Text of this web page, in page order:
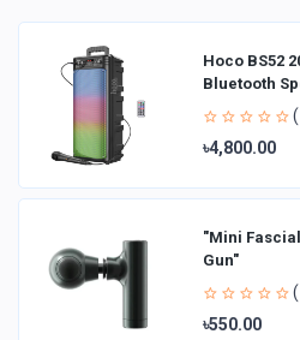
Hoco BS52
Bluetooth
৳4,800.00
"Mini
Gun"
৳550.00